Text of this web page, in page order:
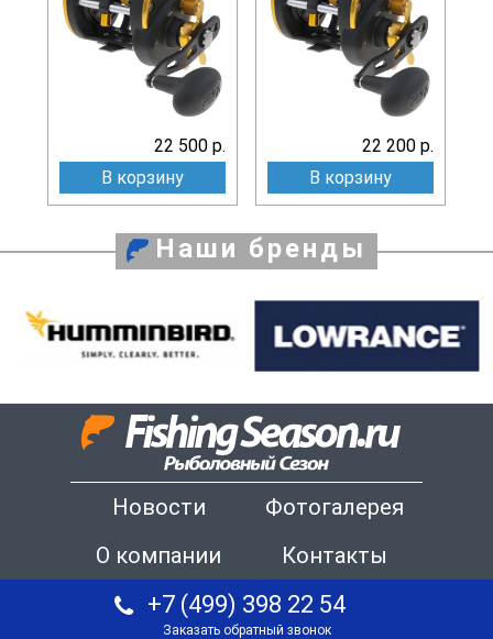
22 500 р.
В корзину
22 200 р.
В корзину
Наши бренды
Новости
Фотогалерея
О компании
Контакты
+7 (499) 398 22 54
Заказать обратный звонок